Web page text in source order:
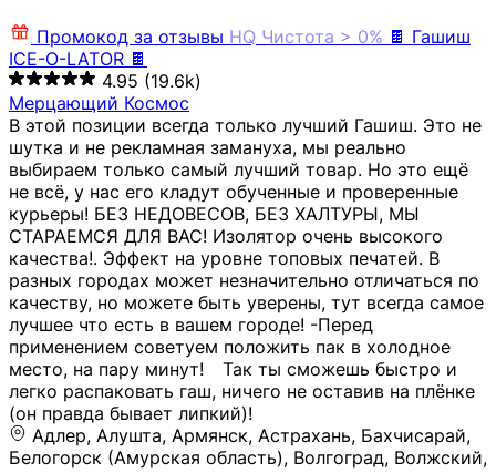
Промокод за отзывы HQ Чистота > 0% 🍫 Гашиш
ICE-O-LATOR 🍫
4.95 (19.6k)
Мерцающий Космос
В этой позиции всегда только лучший Гашиш. Это не
шутка и не рекламная замануха, мы реально
выбираем только самый лучший товар. Но это ещё
не всё, у нас его кладут обученные и проверенные
курьеры! БЕЗ НЕДОВЕСОВ, БЕЗ ХАЛТУРЫ, МЫ
СТАРАЕМСЯ ДЛЯ ВАС! Изолятор очень высокого
качества!. Эффект на уровне топовых печатей. В
разных городах может незначительно отличаться по
качеству, но можете быть уверены, тут всегда самое
лучшее что есть в вашем городе! -Перед
применением советуем положить пак в холодное
место, на пару минут!⠀ Так ты сможешь быстро и
легко распаковать гаш, ничего не оставив на плёнке
(он правда бывает липкий)!
Адлер, Алушта, Армянск, Астрахань, Бахчисарай,
Белогорск (Амурская область), Волгоград, Волжский,